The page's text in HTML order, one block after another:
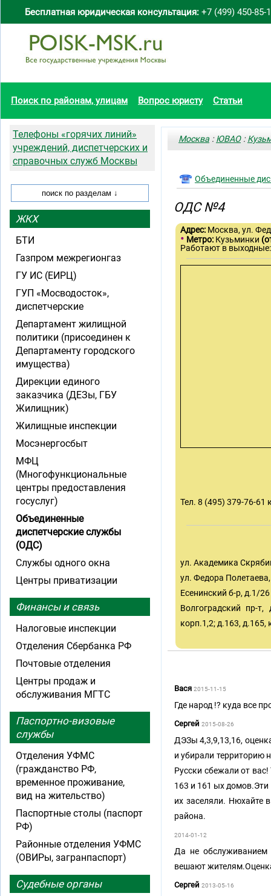
Бесплатная юридическая консультация: +7 (499) 450-85-
Поиск по районам, улицам Вопрос юристу Статьи
Москва :ЮВАО:
Объединенные
ОДС №4
Адрес: Москва, ул.
• Метро: Кузьминки
Работают в
Тел. 8 (495) 379-76-61
ул. Академика
ул. Федора
Есенинский б-р, д.1/
Волгоградский пр-
корп.1,2; д.163,
Вася 2015-11-15
Где народ !? куда все
Сергей 2015-08-26
ДЭЗы 4,3,9,13,16,
и убирали территорию
Русски сбежали от
163 и 161 ых домов.Эти
их заселяли. Нюхайте
района.
2014-01-12
Да не обслуживанием
вешают
Сергей 2013-05-16
Телефоны «горячих линий»
учреждений, диспетчерских и
справочных служб Москвы
ЖКХ
БТИ
Газпром межрегионгаз
ГУ ИС (ЕИРЦ)
ГУП «Мосводосток»,
диспетчерские
Департамент жилищной
политики (присоединен к
Департаменту городского
имущества)
Дирекции единого
заказчика (ДЕЗы, ГБУ
Жилищник)
Жилищные инспекции
Мосэнергосбыт
МФЦ
(Многофункциональные
центры предоставления
госуслуг)
Объединенные
диспетчерские службы
(ОДС)
Службы одного окна
Центры приватизации
Финансы и связь
Налоговые инспекции
Отделения Сбербанка РФ
Почтовые отделения
Центры продаж и
обслуживания МГТС
Паспортно-визовые
службы
Отделения УФМС
(гражданство РФ,
временное проживание,
вид на жительство)
Паспортные столы (паспорт
РФ)
Районные отделения УФМС
(ОВИРы, загранпаспорт)
Судебные органы